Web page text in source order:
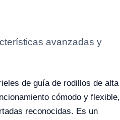
avanzadas y
de guía de rodillos de alta
cómodo y flexible,
reconocidas. Es un